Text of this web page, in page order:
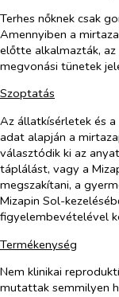
Terhes nőknek csak
Amennyiben a
előtte alkalmazták,
megvonási tünetek
Szoptatás
Az állatkísérletek és
adat alapján a
választódik ki az
táplálást, vagy a
megszakítani, a
Mizapin Sol-
figyelembevételével
Termékenység
Nem klinikai
mutattak semmilyen